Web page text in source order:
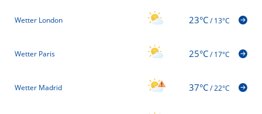
Wetter London 23°C/13°C
Wetter Paris 25°C/17°C
Wetter Madrid 37°C/22°C